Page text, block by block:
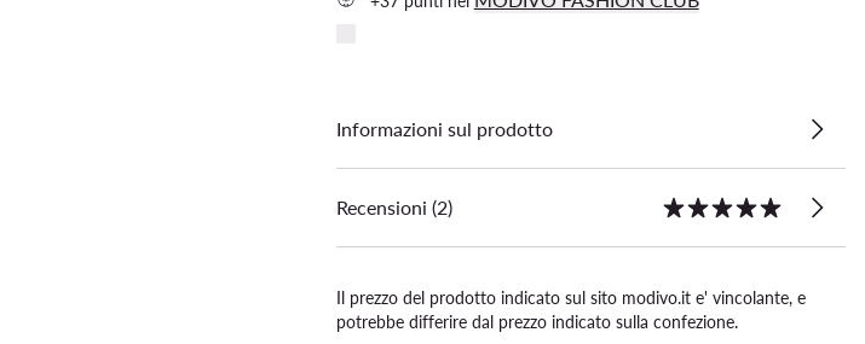
Informazioni sul prodotto
Recensioni (2)
Il prezzo del prodotto indicato sul sito modivo.it e' vincolante, e
potrebbe differire dal prezzo indicato sulla confezione.